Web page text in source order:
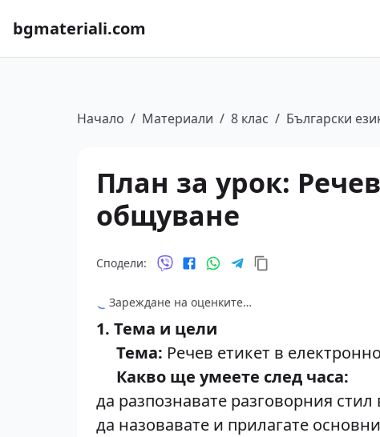
bgmateriali.com
Начало / Материали / 8 клас / Български
План за урок:
общуване
Сподели:
Зареждане на оценките…
1. Тема и цели
Тема: Речев етикет в
Какво ще умеете след часа:
да разпознавате разговорния
да назовавате и прилагате